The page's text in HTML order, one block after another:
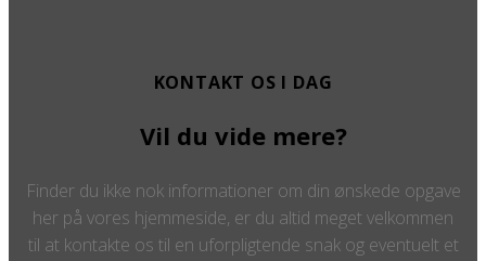
KONTAKT OS I DAG
Vil du vide mere?
Finder du ikke nok informationer om din ønskede opgave
her på vores hjemmeside, er du altid meget velkommen
til at kontakte os til en uforpligtende snak og eventuelt et